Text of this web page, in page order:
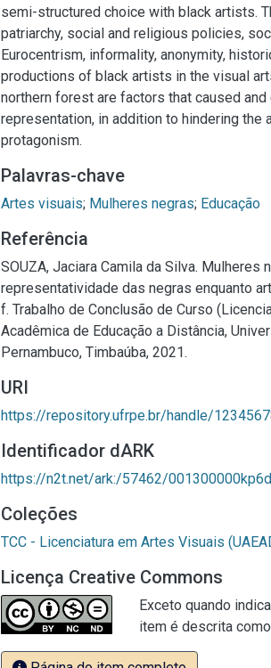
semi-structured choice with black artists.
patriarchy, social and religious policies,
Eurocentrism, informality, anonymity,
productions of black artists in the visual
northern forest are factors that caused
representation, in addition to hindering
protagonism.
Palavras-chave
Artes visuais; Mulheres negras; Educação
Referência
SOUZA, Jaciara Camila da Silva. Mulheres
representatividade das negras enquanto
f. Trabalho de Conclusão de Curso
Acadêmica de Educação a Distância,
Pernambuco, Timbaúba, 2021.
URI
https://repository.ufrpe.br/handle/
Identificador dARK
https://n2t.net/ark:/57462/001300000kp6d
Coleções
TCC - Licenciatura em Artes Visuais
Licença Creative Commons
Exceto quando
item é descrita como